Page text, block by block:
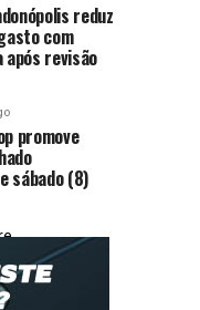
reduz
com
após revisão
promove
sábado (8)